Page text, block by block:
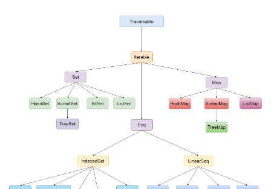
子
直
的
我